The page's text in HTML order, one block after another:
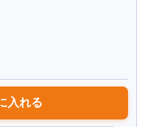
入れる